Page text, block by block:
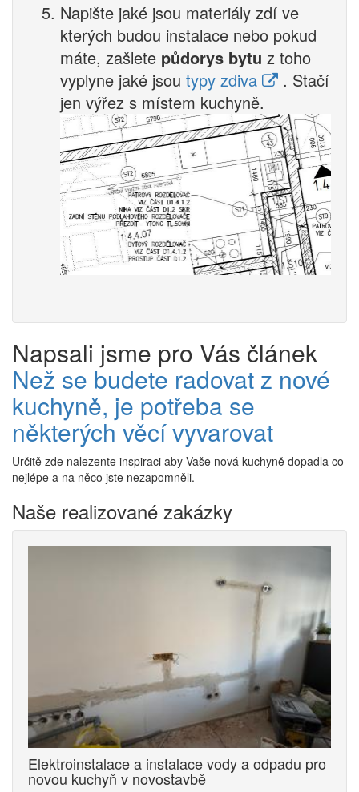
Napište jaké jsou materiály zdí ve
kterých budou instalace nebo pokud
máte, zašlete půdorys bytu z toho
vyplyne jaké jsou typy zdiva
. Stačí
jen výřez s místem kuchyně.
Napsali jsme pro Vás článek
Než se budete radovat z nové
kuchyně, je potřeba se
některých věcí vyvarovat
Určitě zde nalezente inspiraci aby Vaše nová kuchyně dopadla co
nejlépe a na něco jste nezapomněli.
Naše realizované zakázky
Elektroinstalace a instalace vody a odpadu pro
novou kuchyň v novostavbě